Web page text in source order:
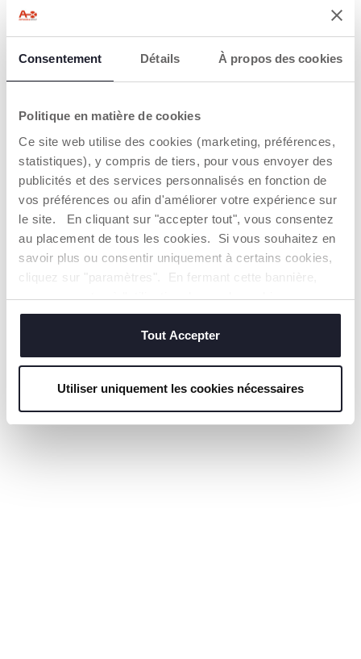
Consentement Détails À propos des cookies
Politique en matière de cookies
Ce site web utilise des cookies (marketing, préférences,
statistiques), y compris de tiers, pour vous envoyer des
publicités et des services personnalisés en fonction de
vos préférences ou afin d'améliorer votre expérience sur
le site. En cliquant sur "accepter tout", vous consentez
au placement de tous les cookies. Si vous souhaitez en
savoir plus ou consentir uniquement à certains cookies,
cliquez sur "paramètres". En fermant cette bannière,
vous consentez à l'utilisation des seuls cookies
techniques, qui sont essentiels au service demandé.
Tout Accepter
Utiliser uniquement les cookies nécessaires
Découvrez la Sneaker Darek pour lui
GARÇON
DÉCOUVREZ LA COLLECTION DE
CHAUSSURES CHICCO
FILLE GARÇON